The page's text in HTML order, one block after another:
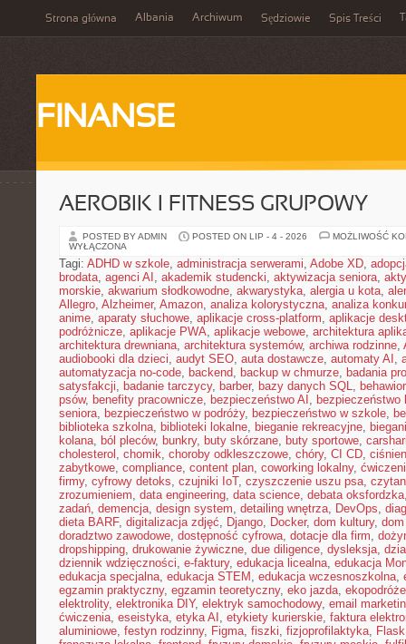
Strona główna Albania Archiwum Sędziowie Spis Treści
FINANSE
AEROBIK I FITNESS GRUPOWY
POSTED BY ADMIN POSTED ON LIP - 4 - 2026
MOŻLIWOŚĆ
WYŁĄCZONA
Tagi: ADHD w szkole, administracja serwerami, Adobe XD,
brodata, agenci AI , akademik studencki, aktywizacja seniora,
morskie, akwarium słodkowodne, akwarystyka, alergia u kota,
Allegro, Alzheimer, Amazon, analiza kolorystyczna, analiza
anime, aparaty słuchowe, aplikacje cross-platform, aplikacje
podróżnicze, aplikacje PWA, aplikacje webowe, architektura
architektura drewniana, architektura systemów, archiwa rodzinne,
audiobooki dla dzieci, audyt SEO, auta dostawcze, automaty AI ,
automatyzacja no-code, backend, backup w chmurze, badania
satysfakcji, badanie tarczycy, barber, bazy danych SQL,
psów, benefity pracownicze, bezpieczeństwo AI , bezpieczeństwo
seniora, bezpieczeństwo w podróży, bezpieczeństwo w szkole,
biblioteka szkolna, biblioteki lokalne, bieganie rekreacyjne,
kolana, ból pleców, bunkry, buty skórzane, buty sportowe,
cholesterol , chomik, choroby odkleszczowe, chóry, CI CD,
zabytkowe, compliance, content plan, coworking lokalny,
firmy, cyfrowy detoks, czujniki IoT, czyszczenie uszu psa,
zrozumieniem, data engineering, data science, debata oksfordzka
zadań, demencja, design system, detailing wnętrza, DevOps,
dieta BARF, digitalizacja zdjęć, Django, Docker, dom kultury,
doradztwo zawodowe, dostępność cyfrowa, dotacje dla firm,
dropshipping, drukowanie żywiczne, due diligence, dysleksja,
dziennik wdzięczności, e-faktury, edukacja licealna, edukacja
edukacja specjalna, edukacja STEM , edukacja wczesnoszkolna,
egzamin praktyczny, egzamin teoretyczny, eko jazda, ekopodróże
elektrolity, elektronika DIY, elektryk samochodowy, email
ćwiczenia, eseistyka, etyka AI , etykiety kurierskie, faktura
aluminiowe, festyn rodzinny, Figma, fiszki, fizjoprofilaktyka, Flask